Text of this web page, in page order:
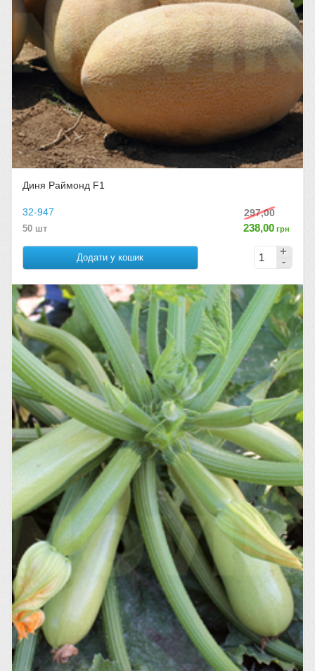
Диня Раймонд F1
32-947
50 шт
297,00
238,00 грн
Додати у кошик